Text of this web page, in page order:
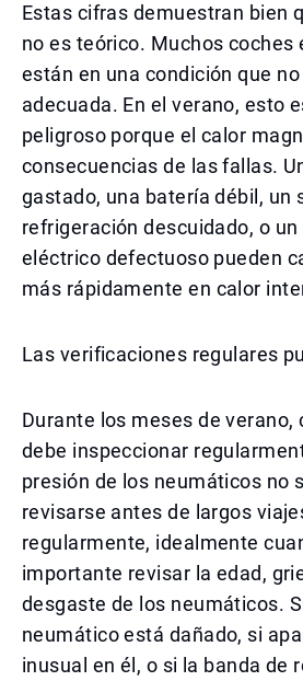
Estas cifras demuestran bien
no es teórico. Muchos coches
están en una condición que
adecuada. En el verano, esto
peligroso porque el calor
consecuencias de las fallas.
gastado, una batería débil, un
refrigeración descuidado, o
eléctrico defectuoso pueden
más rápidamente en calor
Las verificaciones regulares
Durante los meses de verano,
debe inspeccionar
presión de los neumáticos no
revisarse antes de largos
regularmente, idealmente
importante revisar la edad,
desgaste de los neumáticos.
neumático está dañado, si
inusual en él, o si la banda de